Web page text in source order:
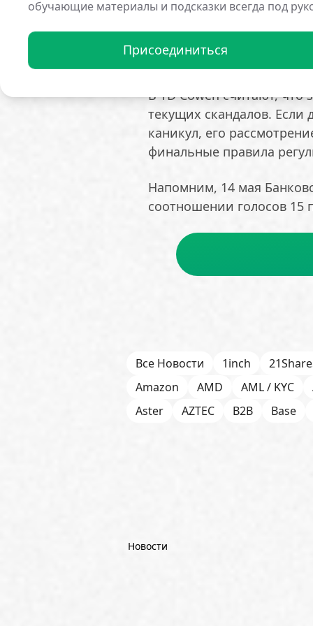
обучающие материалы и подсказки всегда под
Присоединиться
Республиканцы также
либо голосовать
направленных на
В TD Cowen считают, что
текущих скандалов. Если
каникул, его
финальные правила
Напомним, 14 мая
соотношении голосов 15
Все Новости 1inch
Amazon
AMD AML / KYC
Aster
AZTEC B2B Base
Emurgo
Новости